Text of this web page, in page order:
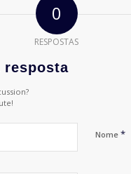
0
RESPOSTAS
resposta
Nome *